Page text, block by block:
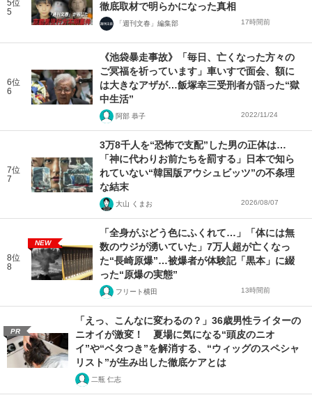
5位
5
徹底取材で明らかになった真相
「週刊文春」編集部 17時間前
6位
6
《池袋暴走事故》「毎日、亡くなった方々の
ご冥福を祈っています」車いすで面会、額に
は大きなアザが…飯塚幸三受刑者が語った“獄
中生活”
阿部 恭子 2022/11/24
7位
7
3万8千人を“恐怖で支配”した男の正体は…
「神に代わりお前たちを罰する」日本で知ら
れていない“韓国版アウシュビッツ”の不条理
な結末
大山 くまお 2026/08/07
8位
8
NEW
「全身がぶどう色にふくれて…」「体には無
数のウジが湧いていた」7万人超が亡くなっ
た“長崎原爆”…被爆者が体験記「黒本」に綴
った“原爆の実態”
フリート横田 13時間前
PR
「えっ、こんなに変わるの？」36歳男性ライターの
ニオイが激変！ 夏場に気になる“頭皮のニオ
イ”や“ベタつき”を解消する、“ウィッグのスペシャ
リスト”が生み出した徹底ケアとは
二瓶 仁志